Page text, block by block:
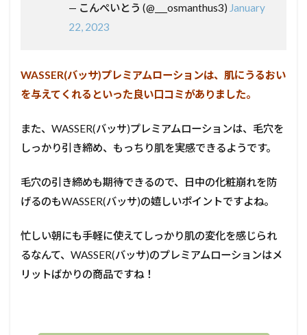
— こんぺいとう (@___osmanthus3) January
22, 2023
WASSER(バッサ)プレミアムローションは、肌にうるおい
を与えてくれるといった良い口コミがありました。
また、WASSER(バッサ)プレミアムローションは、毛穴を
しっかり引き締め、もっちり肌を実感できるようです。
毛穴の引き締めも期待できるので、日中の化粧崩れを防
げるのもWASSER(バッサ)の嬉しいポイントですよね。
忙しい朝にも手軽に使えてしっかり肌の変化を感じられ
るなんて、WASSER(バッサ)のプレミアムローションはメ
リットばかりの商品ですね！